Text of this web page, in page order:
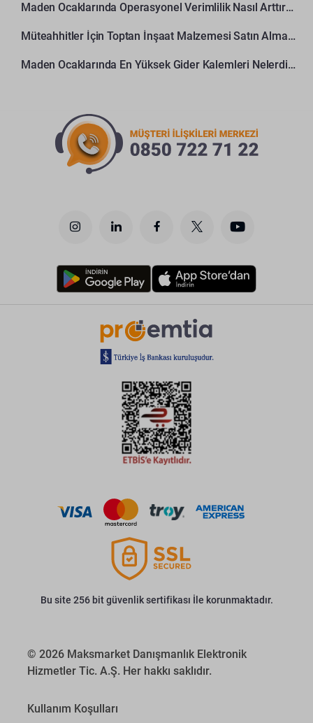
Maden Ocaklarında Operasyonel Verimlilik Nasıl Arttırılır?
Müteahhitler İçin Toptan İnşaat Malzemesi Satın Alma Rehberi
Maden Ocaklarında En Yüksek Gider Kalemleri Nelerdir?
Bu site 256 bit güvenlik sertifikası İle korunmaktadır.
© 2026 Maksmarket Danışmanlık Elektronik
Hizmetler Tic. A.Ş. Her hakkı saklıdır.
Kullanım Koşulları